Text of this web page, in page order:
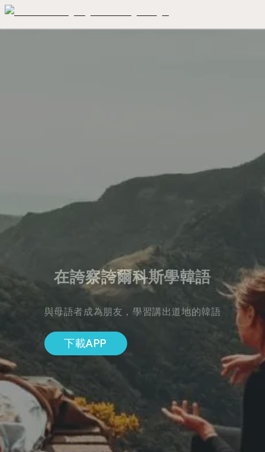
在誇察誇爾科斯學韓語
與母語者成為朋友，學習講出道地的韓語
下載APP